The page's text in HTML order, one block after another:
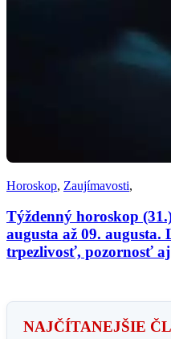
Horoskop, Zaujímavosti,
Týždenný horoskop
augusta až 09. augusta.
trpezlivosť, pozornosť
NAJČÍTANEJŠIE